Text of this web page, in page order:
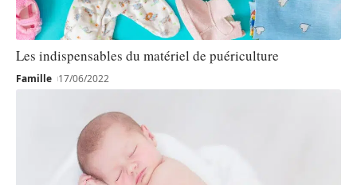
Les indispensables du matériel de puériculture
Famille 17/06/2022